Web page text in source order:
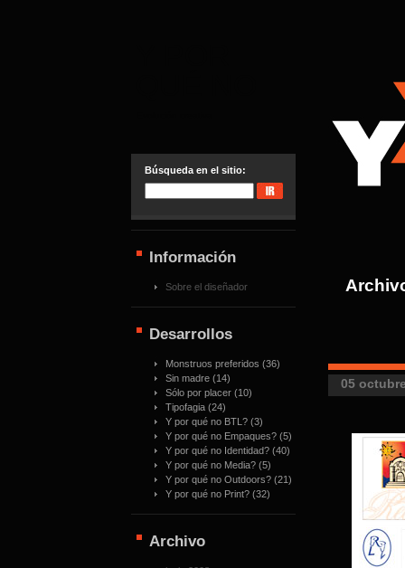
Búsqueda en el sitio:
Información
Sobre el diseñador
Desarrollos
Monstruos preferidos (36)
Sin madre(14)
Sólo por placer(10)
Tipofagia(24)
Y por qué no BTL?(3)
Y por qué no Empaques?(5)
Y por qué no Identidad?(40)
Y por qué no Media?(5)
Y por qué no Outdoors?(21)
Y por qué no Print?(32)
Archivo
05